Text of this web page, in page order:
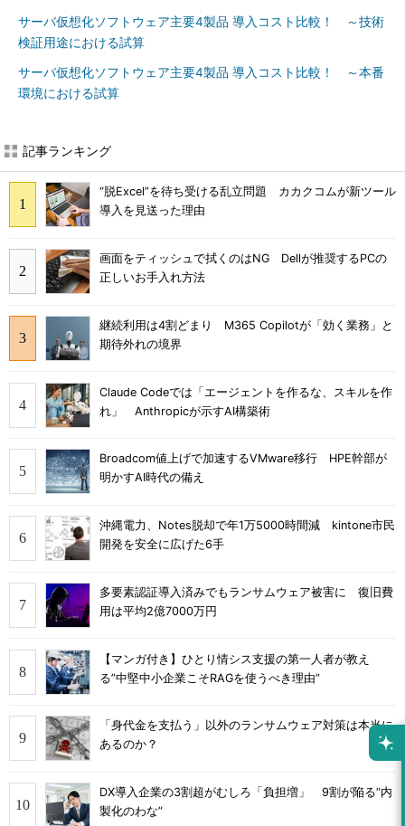
サーバ仮想化ソフトウェア主要4製品 導入コスト比較！ ～技術
検証用途における試算
サーバ仮想化ソフトウェア主要4製品 導入コスト比較！ ～本番
環境における試算
記事ランキング
“脱Excel”を待ち受ける乱立問題 カカクコムが新ツール
導入を見送った理由
画面をティッシュで拭くのはNG Dellが推奨するPCの
正しいお手入れ方法
継続利用は4割どまり M365 Copilotが「効く業務」と
期待外れの境界
Claude Codeでは「エージェントを作るな、スキルを作
れ」 Anthropicが示すAI構築術
Broadcom値上げで加速するVMware移行 HPE幹部が
明かすAI時代の備え
沖縄電力、Notes脱却で年1万5000時間減 kintone市民
開発を安全に広げた6手
多要素認証導入済みでもランサムウェア被害に 復旧費
用は平均2億7000万円
【マンガ付き】ひとり情シス支援の第一人者が教え
る”中堅中小企業こそRAGを使うべき理由”
「身代金を支払う」以外のランサムウェア対策は本当に
あるのか？
DX導入企業の3割超がむしろ「負担増」 9割が陥る“内
製化のわな”